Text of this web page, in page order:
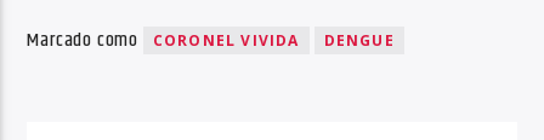
Marcado como CORONEL VIVIDA DENGUE